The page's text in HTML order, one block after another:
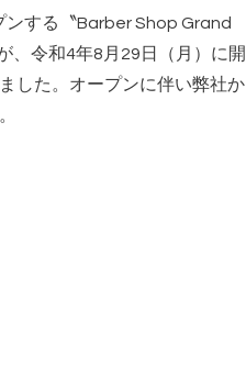
する〝Barber Shop Grand
令和4年8月29日（月）に開
した。オープンに伴い弊社か